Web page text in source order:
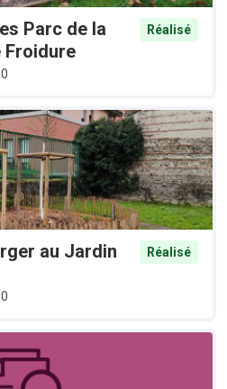
Parc de la
Froidure
Réalisé
0
au Jardin
Réalisé
0